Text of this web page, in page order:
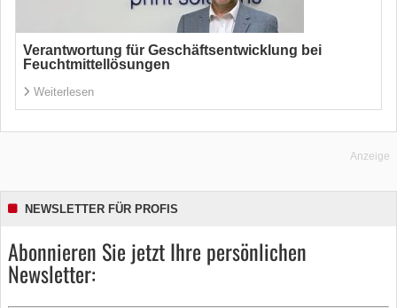
Verantwortung für Geschäftsentwicklung bei
Feuchtmittellösungen
Weiterlesen
Anzeige
NEWSLETTER FÜR PROFIS
Abonnieren Sie jetzt Ihre persönlichen
Newsletter: